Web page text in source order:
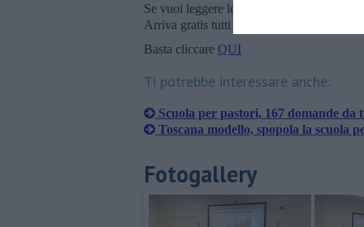
Se vuoi leggere le notizie principali della
Arriva gratis tutti i giorni alle 20:00
Basta cliccare QUI
Ti potrebbe interessare anche:
Scuola per pastori, 167 domande da
Toscana modello, spopola la scuola
Fotogallery